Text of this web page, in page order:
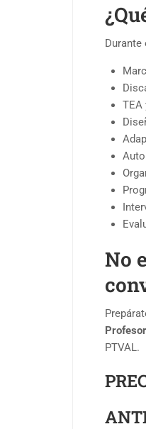
Durante
TEA
No
PTVAL.